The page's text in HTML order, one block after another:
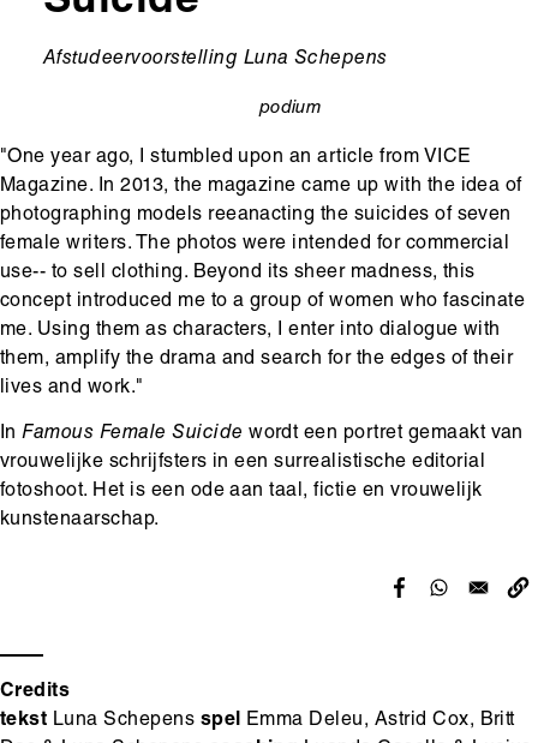
Ondertitel
Afstudeervoorstelling Luna Schepens
podium
"One year ago, I stumbled upon an article from VICE
Magazine. In 2013, the magazine came up with the idea of
photographing models reeanacting the suicides of seven
female writers. The photos were intended for commercial
use-- to sell clothing. Beyond its sheer madness, this
concept introduced me to a group of women who fascinate
me. Using them as characters, I enter into dialogue with
them, amplify the drama and search for the edges of their
lives and work."
InFamous Female Suicide wordt een portret gemaakt van
vrouwelijke schrijfsters in een surrealistische editorial
fotoshoot. Het is een ode aan taal, fictie en vrouwelijk
kunstenaarschap.
Credits
tekst Luna Schepens spel Emma Deleu, Astrid Cox, Britt